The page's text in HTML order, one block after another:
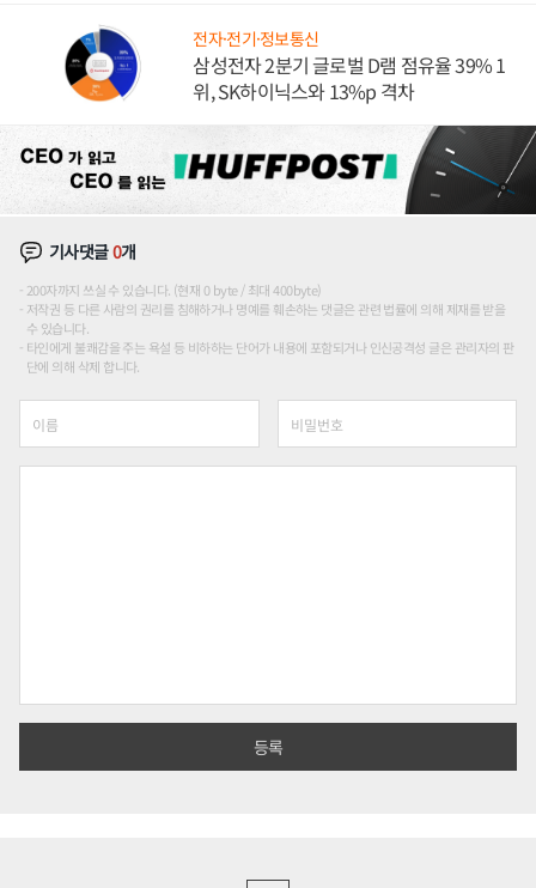
전자·전기·정보통신
삼성전자 2분기 글로벌 D램 점유율 39% 1
위, SK하이닉스와 13%p 격차
기사댓글0개
200자까지 쓰실 수 있습니다. (현재 0 byte / 최대 400byte)
저작권 등 다른 사람의 권리를 침해하거나 명예를 훼손하는 댓글은 관련 법률에 의해 제재를 받을
수 있습니다.
타인에게 불쾌감을 주는 욕설 등 비하하는 단어가 내용에 포함되거나 인신공격성 글은 관리자의 판
단에 의해 삭제 합니다.